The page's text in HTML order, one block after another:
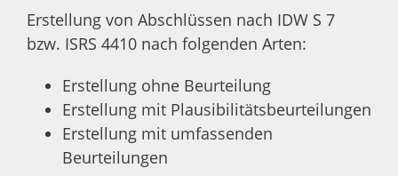
Erstellung von Abschlüssen nach IDW S 7
bzw. ISRS 4410 nach folgenden Arten:
Erstellung ohne Beurteilung
Erstellung mit Plausibilitätsbeurteilungen
Erstellung mit umfassenden
Beurteilungen